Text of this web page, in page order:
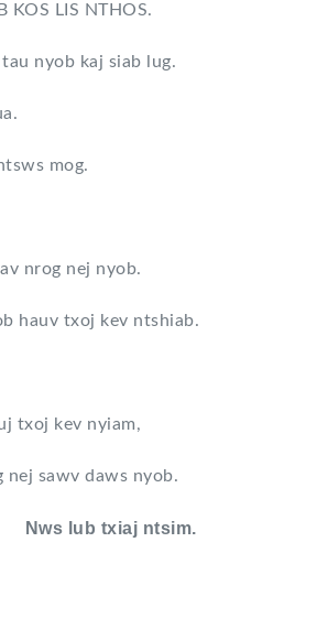
KOS LIS NTHOS.
nyob kaj siab lug.
mog.
nrog nej nyob.
hauv txoj kev ntshiab.
txoj kev nyiam,
sawv daws nyob.
lub txiaj ntsim.